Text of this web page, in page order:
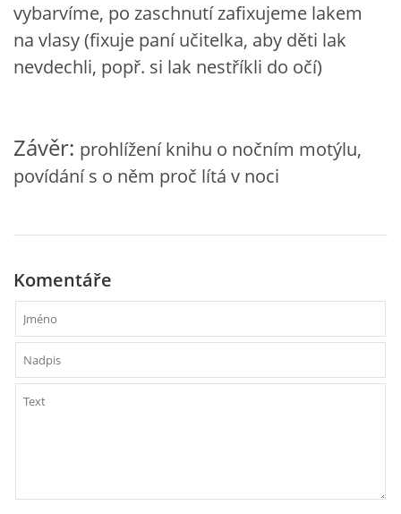
VZDĚLÁVACÍ BLOK ÚNOR
VZDĚLÁVACÍ BLOK BŘEZEN
VÝTVARNÉ TECHNIKY
VÝTVARNÉ POMŮCKY
VÝTVARNÉ AKTIVITY - LÉTO
VÝTVARNÉ AKTIVITY - PODZIM
vybarvíme, po zaschnutí zafixujeme lakem
na vlasy (fixuje paní učitelka, aby děti lak
nevdechli, popř. si lak nestříkli do očí)
Závěr: prohlížení knihu o nočním motýlu,
povídání s o něm proč lítá v noci
Komentáře